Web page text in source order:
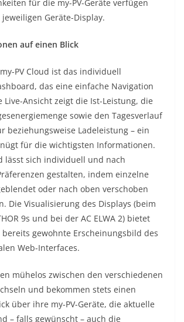
für die my-PV-Geräte verfügen
Geräte-Display.
auf einen Blick
PV Cloud ist das individuell
das eine einfache Navigation
Live-Ansicht zeigt die Ist-Leistung, die
sowie den Tagesverlauf
beziehungsweise Ladeleistung – ein
für die wichtigsten Informationen.
lässt sich individuell und nach
gestalten, indem einzelne
oder nach oben verschoben
Die Visualisierung des Displays (beim
9s und bei der AC ELWA 2) bietet
gewohnte Erscheinungsbild des
Web-Interfaces.
mühelos zwischen den verschiedenen
und bekommen stets einen
über ihre my-PV-Geräte, die aktuelle
– falls gewünscht – auch die